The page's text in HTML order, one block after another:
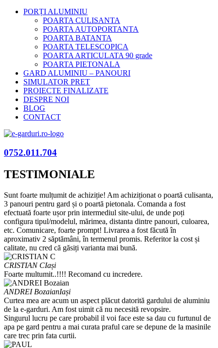
PORȚI ALUMINIU
POARTA CULISANTA
POARTA AUTOPORTANTA
POARTA BATANTA
POARTA TELESCOPICA
POARTA ARTICULATA 90 grade
POARTA PIETONALA
GARD ALUMINIU – PANOURI
SIMULATOR PRET
PROIECTE FINALIZATE
DESPRE NOI
BLOG
CONTACT
0752.011.704
TESTIMONIALE
Sunt foarte mulțumit de achiziție! Am achiziționat o poartă culisanta,
3 panouri pentru gard și o poartă pietonala. Comanda a fost
efectuată foarte ușor prin intermediul site-ului, de unde poți
configura tipul/modelul, mărimea, distanta dintre panouri, culoarea,
etc. Comunicare, foarte prompt! Livrarea a fost făcută în
aproximativ 2 săptămâni, în termenul promis. Referitor la cost și
calitate, nu cred că găsiți varianta mai bună.
CRISTIAN CIași
Foarte multumit..!!!! Recomand cu incredere.
ANDREI BozaianIași
Curtea mea are acum un aspect plăcut datorită gardului de aluminiu
de la e-garduri. Am fost uimit că nu necesită revopsire.
Singurul lucru pe care probabil il voi face este sa dau cu furtunul de
apa pe gard pentru a mai curata praful care se depune de la masinile
care trec prin fata curtii.